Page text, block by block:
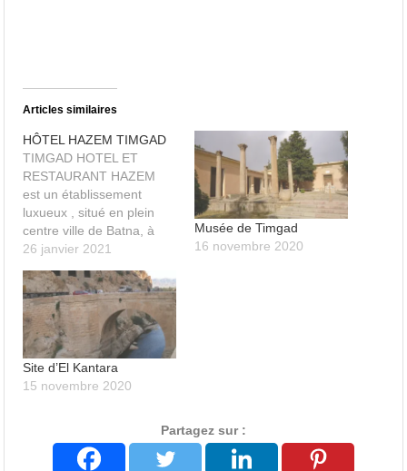
Articles similaires
HÔTEL HAZEM TIMGAD
TIMGAD HOTEL ET
RESTAURANT HAZEM
est un établissement
luxueux , situé en plein
centre ville de Batna, à
seulement 30 minutes de
l'aéroport Mostafa
Benboulaid. C'est
l'adresse parfaite pour
explorer et profiter de tout
ce que cette merveilleuse
ville à a offrir. L’hôtel
bénéficie de somptueuses
chambres disposant d'une
26 janvier 2021
Musée de Timgad
16 novembre 2020
Site d’El Kantara
15 novembre 2020
Partagez sur :